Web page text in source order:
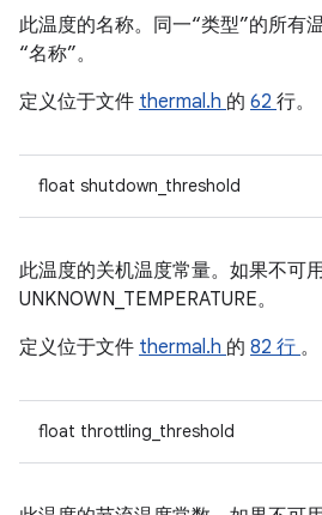
此温度的名称。同一“类型”的所有
“名称”。
定义位于文件 thermal.h 的 62 行。
float shutdown_threshold
此温度的关机温度常量。如果不可
UNKNOWN_TEMPERATURE。
定义位于文件 thermal.h 的 82 行 。
float throttling_threshold